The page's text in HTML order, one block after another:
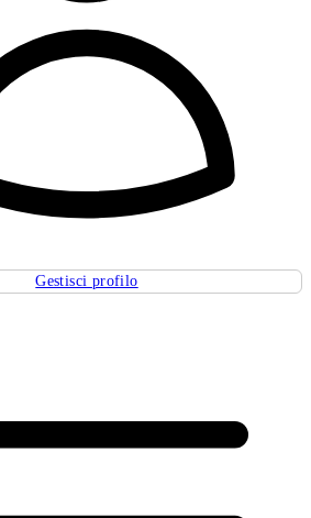
Gestisci profilo